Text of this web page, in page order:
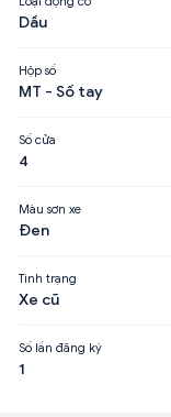
Dầu
Hộp số
MT - Số tay
Số cửa
4
Màu sơn xe
Đen
Tình trạng
Xe cũ
Số lần đăng ký
1